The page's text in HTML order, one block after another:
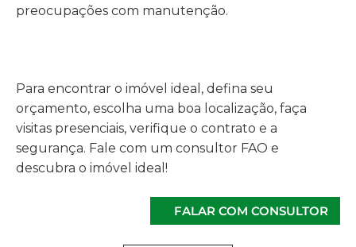
preocupações com manutenção.
Para encontrar o imóvel ideal, defina seu
orçamento, escolha uma boa localização, faça
visitas presenciais, verifique o contrato e a
segurança. Fale com um consultor FAO e
descubra o imóvel ideal!
FALAR COM CONSULTOR